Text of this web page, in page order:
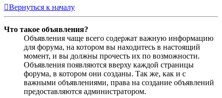
Вернуться к началу
Что такое объявления?
Объявления чаще всего содержат важную информацию
для форума, на котором вы находитесь в настоящий
момент, и вы должны прочесть их по возможности.
Объявления появляются вверху каждой страницы
форума, в котором они созданы. Так же, как и с
важными объявлениями, права на создание объявлений
предоставляются администратором.